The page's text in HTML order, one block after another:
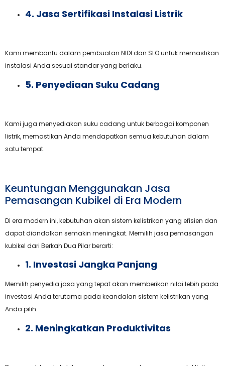
4. Jasa Sertifikasi Instalasi Listrik
Kami membantu dalam pembuatan NIDI dan SLO untuk memastikan
instalasi Anda sesuai standar yang berlaku.
5. Penyediaan Suku Cadang
Kami juga menyediakan suku cadang untuk berbagai komponen
listrik, memastikan Anda mendapatkan semua kebutuhan dalam
satu tempat.
Keuntungan Menggunakan Jasa
Pemasangan Kubikel di Era Modern
Di era modern ini, kebutuhan akan sistem kelistrikan yang efisien dan
dapat diandalkan semakin meningkat. Memilih jasa pemasangan
kubikel dari Berkah Dua Pilar berarti:
1. Investasi Jangka Panjang
Memilih penyedia jasa yang tepat akan memberikan nilai lebih pada
investasi Anda terutama pada keandalan sistem kelistrikan yang
Anda pilih.
2. Meningkatkan Produktivitas